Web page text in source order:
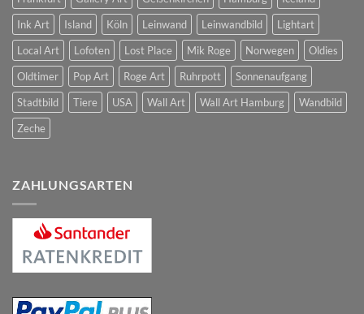
Ink Art
Island Köln Leinwand Leinwandbild
Lightart
Local Art
Lofoten Lost Place Mik Roge Norwegen
Oldies
Oldtimer
Pop Art Roge Art Ruhrpott
Sonnenaufgang
Stadtbild
Tiere USA Wall Art Wall Art Hamburg
Wandbild
Zeche
ZAHLUNGSARTEN